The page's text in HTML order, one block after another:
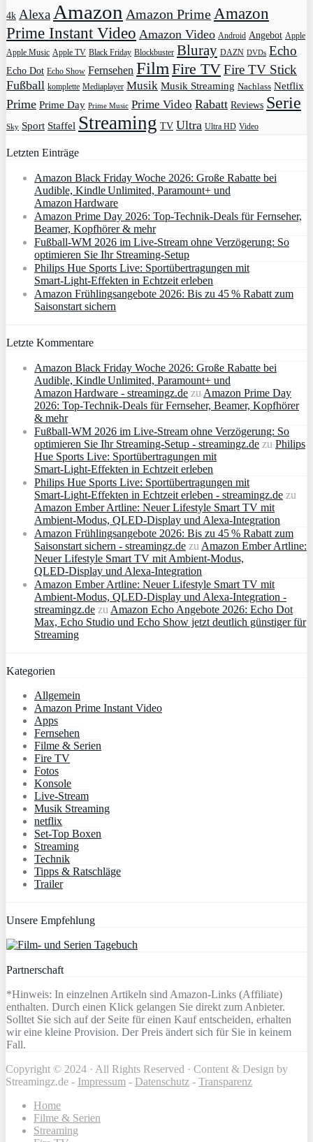
4k AlexaAmazon Amazon PrimeAmazon
Prime Instant Video Amazon Video Android Angebot Apple
Apple Music Apple TV Black Friday Blockbuster Bluray DAZN DVDs Echo
Echo Dot Echo Show Fernsehen FilmFire TVFire TV Stick
Fußball komplette Mediaplayer Musik Musik Streaming Nachlass Netflix
Prime Prime Day Prime Music Prime Video Rabatt Reviews Serie
Sky Sport Staffel Streaming TV Ultra Ultra HD Video
Letzten Einträge
Amazon Black Friday Woche 2026: Große Rabatte bei
Audible, Kindle Unlimited, Paramount+ und
Amazon Hardware
Amazon Prime Day 2026: Top-Technik-Deals für Fernseher,
Beamer, Kopfhörer & mehr
Fußball-WM 2026 im Live-Stream ohne Verzögerung: So
optimieren Sie Ihr Streaming-Setup
Philips Hue Sports Live: Sportübertragungen mit
Smart‑Light‑Effekten in Echtzeit erleben
Amazon Frühlingsangebote 2026: Bis zu 45 % Rabatt zum
Saisonstart sichern
Letzte Kommentare
Amazon Black Friday Woche 2026: Große Rabatte bei
Audible, Kindle Unlimited, Paramount+ und
Amazon Hardware - streamingz.de zuAmazon Prime Day
2026: Top-Technik-Deals für Fernseher, Beamer, Kopfhörer
& mehr
Fußball-WM 2026 im Live-Stream ohne Verzögerung: So
optimieren Sie Ihr Streaming-Setup - streamingz.de zu Philips
Hue Sports Live: Sportübertragungen mit
Smart‑Light‑Effekten in Echtzeit erleben
Philips Hue Sports Live: Sportübertragungen mit
Smart‑Light‑Effekten in Echtzeit erleben - streamingz.de zu
Amazon Ember Artline: Neuer Lifestyle Smart TV mit
Ambient‑Modus, QLED‑Display und Alexa‑Integration
Amazon Frühlingsangebote 2026: Bis zu 45 % Rabatt zum
Saisonstart sichern - streamingz.de zuAmazon Ember Artline:
Neuer Lifestyle Smart TV mit Ambient‑Modus,
QLED‑Display und Alexa‑Integration
Amazon Ember Artline: Neuer Lifestyle Smart TV mit
Ambient‑Modus, QLED‑Display und Alexa‑Integration -
streamingz.de zuAmazon Echo Angebote 2026: Echo Dot
Max, Echo Studio und Echo Show jetzt deutlich günstiger für
Streaming
Kategorien
Allgemein
Amazon Prime Instant Video
Apps
Fernsehen
Filme & Serien
Fire TV
Fotos
Konsole
Live-Stream
Musik Streaming
netflix
Set-Top Boxen
Streaming
Technik
Tipps & Ratschläge
Trailer
Unsere Empfehlung
Partnerschaft
*Hinweis: In einzelnen Artikeln sind Amazon-Links (Affiliate)
enthalten. Durch einen Klick gelangen Sie direkt zum Anbieter.
Solltet Sie sich auf der Seite für einen Kauf entscheiden, erhalten
wir eine kleine Provision. Der Preis ändert sich für Sie in keinem
Fall.
Copyright © 2024 · All Rights Reserved · Content & Design by
Streamingz.de - Impressum - Datenschutz - Transparenz
Home
Filme & Serien
Streaming